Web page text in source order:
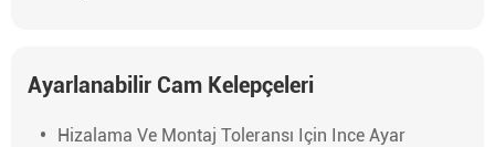
Ayarlanabilir Cam Kelepçeleri
Hizalama Ve Montaj Toleransı Için Ince Ayar